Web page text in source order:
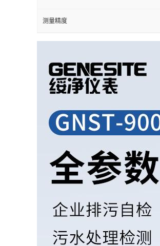
测量精度